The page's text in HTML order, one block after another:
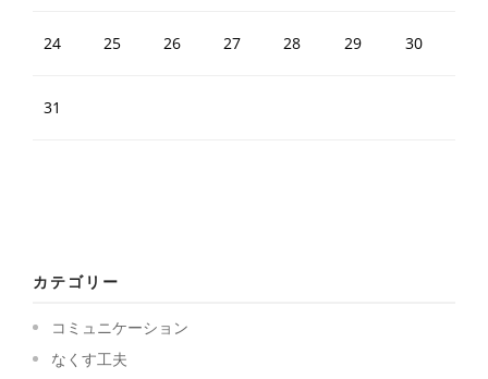
24 25 26 27 28 29 30
31
カテゴリー
コミュニケーション
なくす工夫